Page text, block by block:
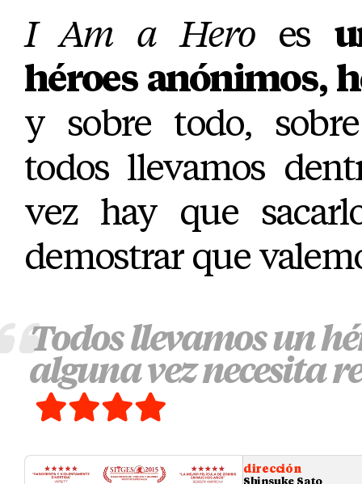
I Am a Heroes
héroes anónimos,
y sobre todo,
todos llevamos
vez hay que
demostrar que
Todos llevamos un
alguna vez necesita
dirección
Shinsuke Sato